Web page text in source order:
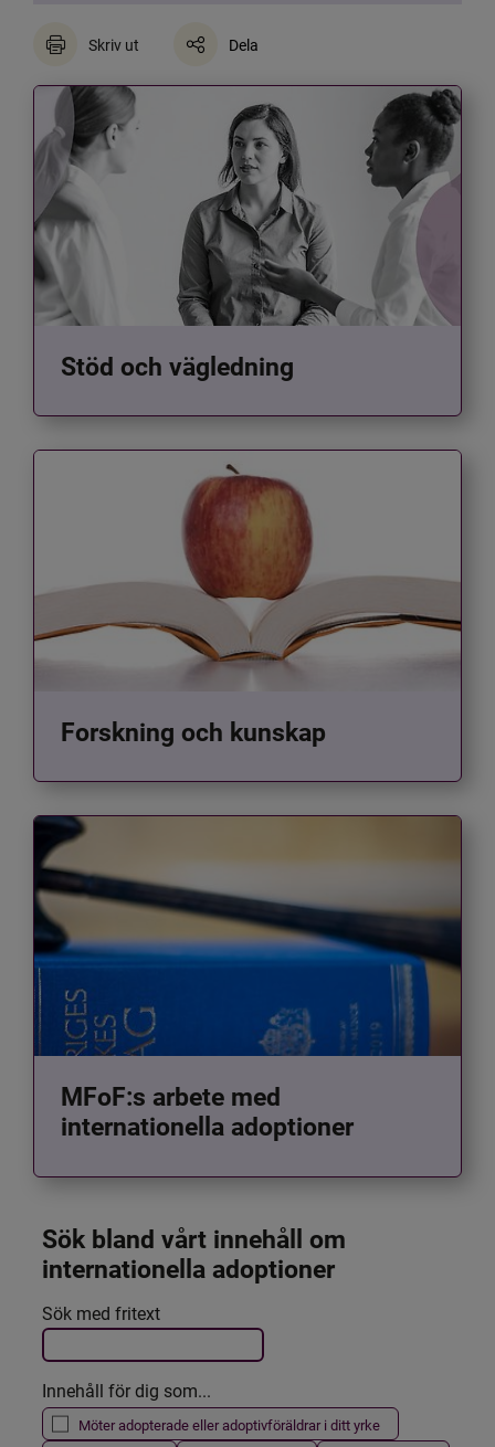
Skriv ut Dela
Stöd och vägledning
Forskning och kunskap
MFoF:s arbete med
internationella adoptioner
Sök bland vårt innehåll om
internationella adoptioner
Filtrera resultatet
Det här formuläret postas automatiskt
Sök med fritext
Innehåll för dig som...
Möter adopterade eller adoptivföräldrar i ditt yrke